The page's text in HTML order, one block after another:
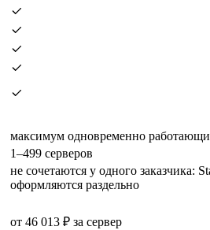
максимум одновременно
1–499 серверов
не сочетаются у одного заказчика:
оформляются раздельно
от 46 013 ₽ за сервер